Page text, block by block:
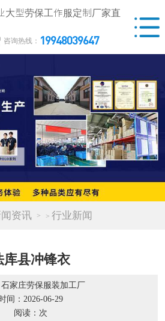
大型劳保工作服定制厂家直
咨询热线： 19948039647
资讯 > 行业新闻
库县冲锋衣
家庄劳保服装加工厂
间：2026-06-29
阅读： 次